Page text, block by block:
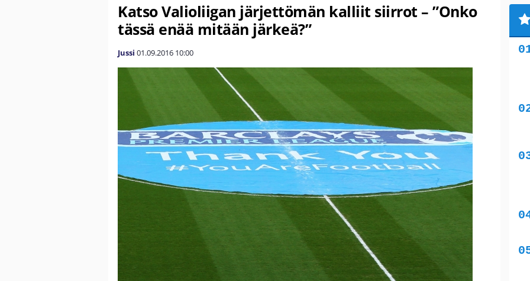
Katso Valioliigan järjettömän kalliit siirrot – ”Onko
tässä enää mitään järkeä?”
Jussi 01.09.2016 10:00